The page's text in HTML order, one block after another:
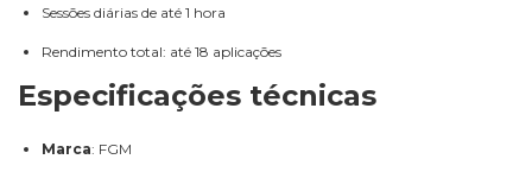
Sessões diárias de até 1 hora
Rendimento total: até 18 aplicações
Especificações técnicas
Marca: FGM